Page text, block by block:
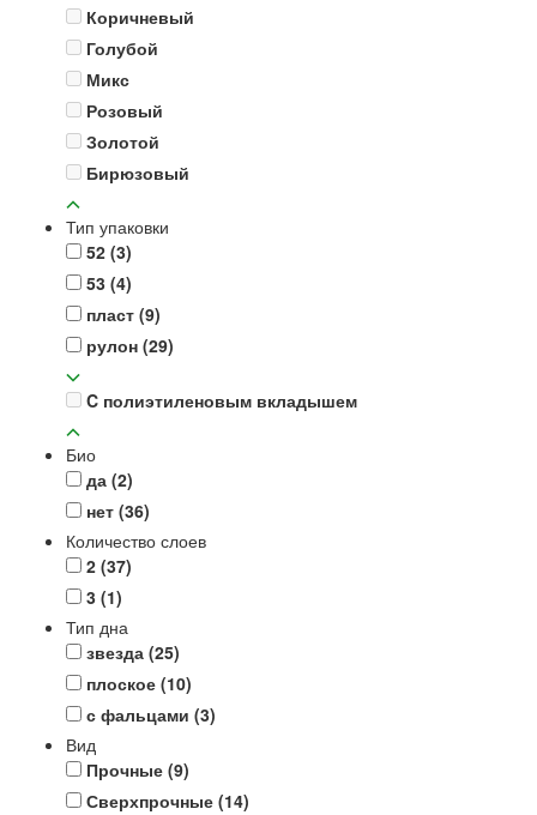
Коричневый
Голубой
Микс
Розовый
Золотой
Бирюзовый
Тип упаковки
52 (3)
53 (4)
пласт (9)
рулон (29)
C полиэтиленовым вкладышем
Био
да (2)
нет (36)
Количество слоев
2 (37)
3 (1)
Тип дна
звезда (25)
плоское (10)
с фальцами (3)
Вид
Прочные (9)
Сверхпрочные (14)